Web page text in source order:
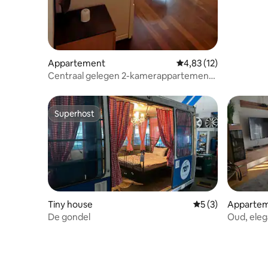
Appartement Gemiddelde
4,83 (12)
Centraal gelegen 2-kamerappartement
Superhost
Superhost
Tiny house Gemiddelde
5 (3)
De gondel
Oud,